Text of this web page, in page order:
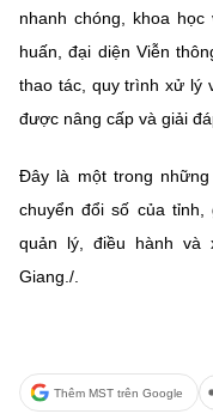
Giám đốc Trung tâm
Liên hệ
Địa chỉ: Ban Biên tập
Email:
stc@mst.gov.vn
(Ghi rõ nguồn "https://
website này)
nhanh chóng, khoa
huấn, đại diện Viễn
thao tác, quy trình xử lý
được nâng cấp và giải
Đây là một trong
chuyển đổi số của
quản lý, điều hành và
Giang./.
Thêm MST trên Google